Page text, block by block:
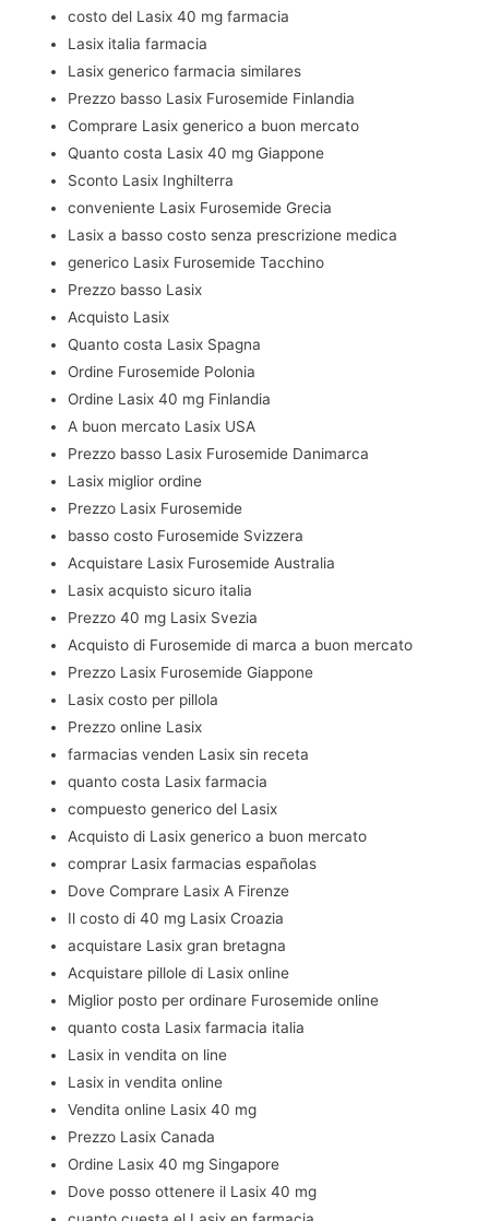
costo del Lasix 40 mg farmacia
Lasix italia farmacia
Lasix generico farmacia similares
Prezzo basso Lasix Furosemide Finlandia
Comprare Lasix generico a buon mercato
Quanto costa Lasix 40 mg Giappone
Sconto Lasix Inghilterra
conveniente Lasix Furosemide Grecia
Lasix a basso costo senza prescrizione medica
generico Lasix Furosemide Tacchino
Prezzo basso Lasix
Acquisto Lasix
Quanto costa Lasix Spagna
Ordine Furosemide Polonia
Ordine Lasix 40 mg Finlandia
A buon mercato Lasix USA
Prezzo basso Lasix Furosemide Danimarca
Lasix miglior ordine
Prezzo Lasix Furosemide
basso costo Furosemide Svizzera
Acquistare Lasix Furosemide Australia
Lasix acquisto sicuro italia
Prezzo 40 mg Lasix Svezia
Acquisto di Furosemide di marca a buon mercato
Prezzo Lasix Furosemide Giappone
Lasix costo per pillola
Prezzo online Lasix
farmacias venden Lasix sin receta
quanto costa Lasix farmacia
compuesto generico del Lasix
Acquisto di Lasix generico a buon mercato
comprar Lasix farmacias españolas
Dove Comprare Lasix A Firenze
Il costo di 40 mg Lasix Croazia
acquistare Lasix gran bretagna
Acquistare pillole di Lasix online
Miglior posto per ordinare Furosemide online
quanto costa Lasix farmacia italia
Lasix in vendita on line
Lasix in vendita online
Vendita online Lasix 40 mg
Prezzo Lasix Canada
Ordine Lasix 40 mg Singapore
Dove posso ottenere il Lasix 40 mg